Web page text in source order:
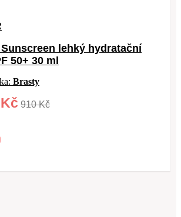
lehký hydratační
50+ 30 ml
Brasty
910 Kč